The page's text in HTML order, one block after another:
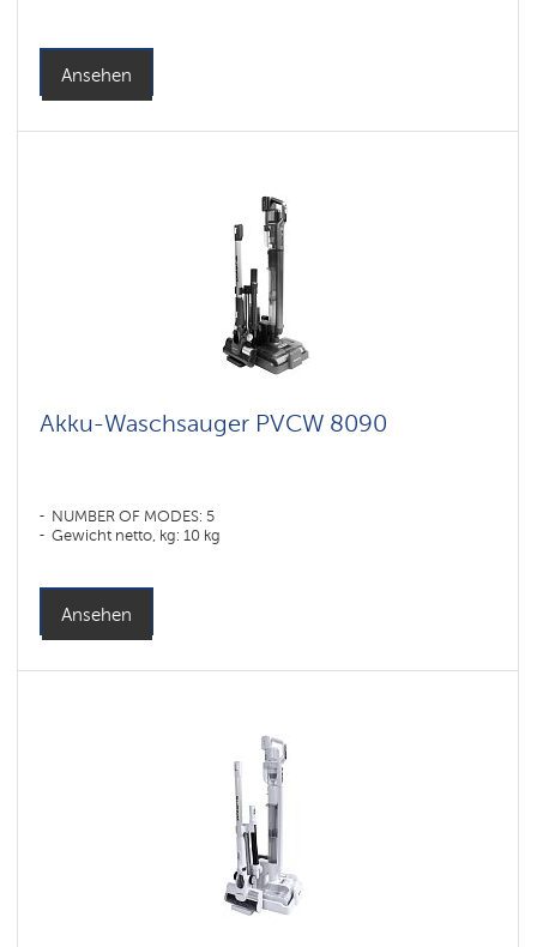
Ansehen
Akku-Waschsauger PVCW 8090
NUMBER OF MODES: 5
Gewicht netto, kg: 10 kg
Ansehen